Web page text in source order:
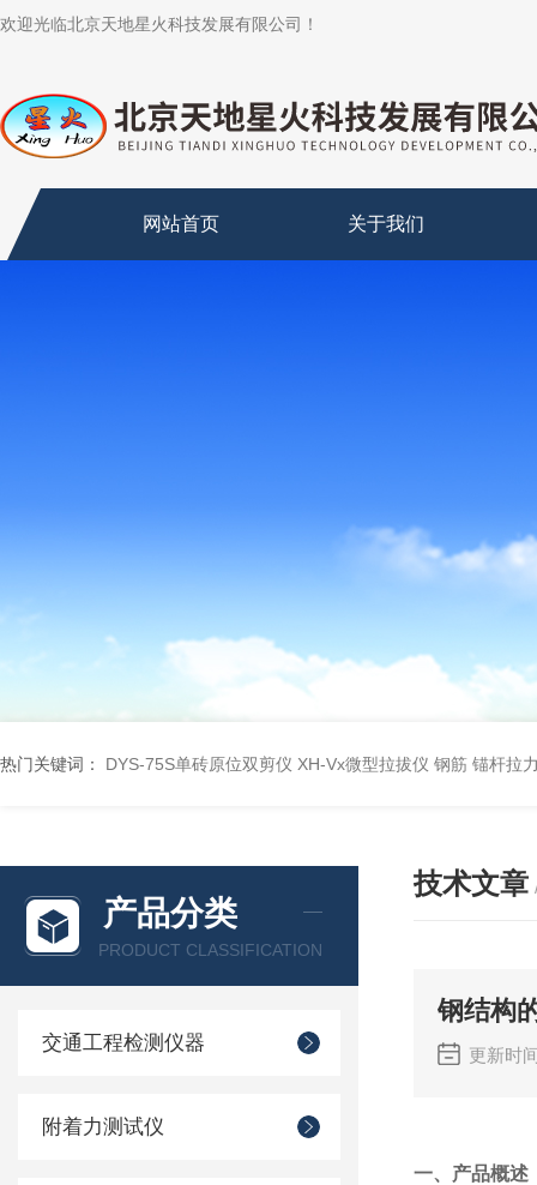
欢迎光临北京天地星火科技发展有限公司！
网站首页 关于我们
热门关键词： DYS-75S单砖原位双剪仪 XH-Vx微型拉拔仪 钢筋 锚杆拉
产品分类
PRODUCT CLASSIFICATION
交通工程检测仪器
附着力测试仪
技术文章
钢结构
更新时
一、产品概述